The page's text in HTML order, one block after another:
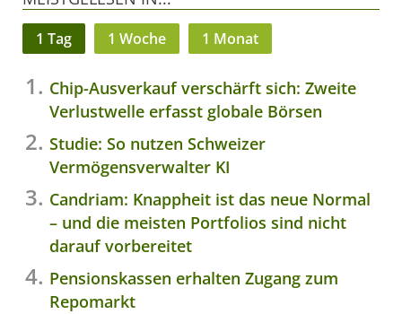
1 Tag 1 Woche 1 Monat
Chip-Ausverkauf verschärft sich: Zweite
Verlustwelle erfasst globale Börsen
Studie: So nutzen Schweizer
Vermögensverwalter KI
Candriam: Knappheit ist das neue Normal
– und die meisten Portfolios sind nicht
darauf vorbereitet
Pensionskassen erhalten Zugang zum
Repomarkt